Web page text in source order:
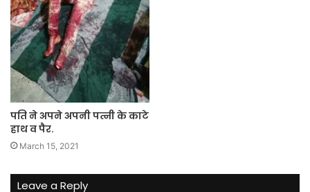
पति ने अपने अपनी पत्नी के काटे
हाथ व पैर.
March 15, 2021
Leave a Reply